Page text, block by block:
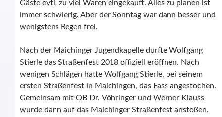
Gäste evtl. zu viel Waren eingekauft. Alles zu planen ist
immer schwierig. Aber der Sonntag war dann besser und
wenigstens Regen frei.
Nach der Maichinger Jugendkapelle durfte Wolfgang
Stierle das Straßenfest 2018 offiziell eröffnen. Nach
wenigen Schlägen hatte Wolfgang Stierle, bei seinem
ersten Straßenfest in Maichingen, das Fass angestochen.
Gemeinsam mit OB Dr. Vöhringer und Werner Klauss
wurde dann auf das Maichinger Straßenfest anstoßen.